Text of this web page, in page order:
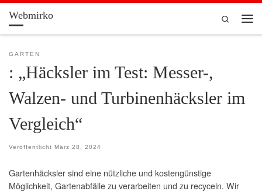
Zum Inhalt springen
Webmirko
Search
GARTEN
: „Häcksler im Test: Messer-,
Walzen- und Turbinenhäcksler im
Vergleich“
Veröffentlicht März 28, 2024
Gartenhäcksler sind eine nützliche und kostengünstige
Möglichkeit, Gartenabfälle zu verarbeiten und zu recyceln. Wir